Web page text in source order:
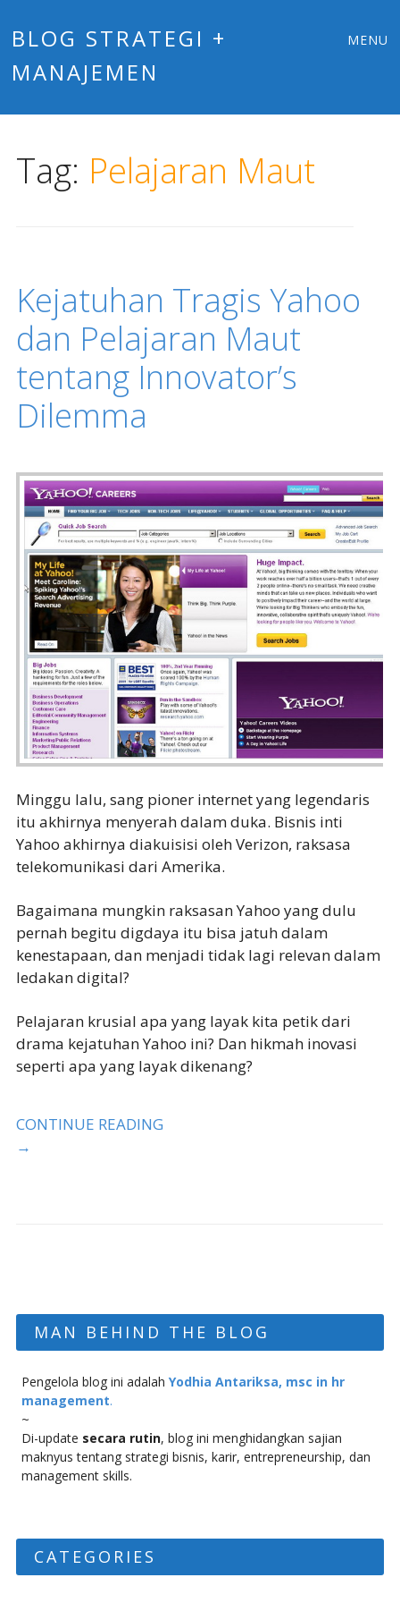
BLOG STRATEGI +
MANAJEMEN
MENU
Tag: Pelajaran Maut
Kejatuhan Tragis Yahoo
dan Pelajaran Maut
tentang Innovator’s
Dilemma
Minggu lalu, sang pioner internet yang legendaris
itu akhirnya menyerah dalam duka. Bisnis inti
Yahoo akhirnya diakuisisi oleh Verizon, raksasa
telekomunikasi dari Amerika.
Bagaimana mungkin raksasan Yahoo yang dulu
pernah begitu digdaya itu bisa jatuh dalam
kenestapaan, dan menjadi tidak lagi relevan dalam
ledakan digital?
Pelajaran krusial apa yang layak kita petik dari
drama kejatuhan Yahoo ini? Dan hikmah inovasi
seperti apa yang layak dikenang?
CONTINUE READING
→
MAN BEHIND THE BLOG
Pengelola blog ini adalah Yodhia Antariksa, msc in hr
management.
~
Di-update secara rutin, blog ini menghidangkan sajian
maknyus tentang strategi bisnis, karir, entrepreneurship, dan
management skills.
CATEGORIES